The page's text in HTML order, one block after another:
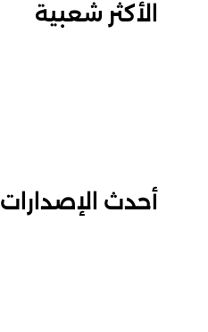
الأكثر شعبية
أحدث الإصدارات